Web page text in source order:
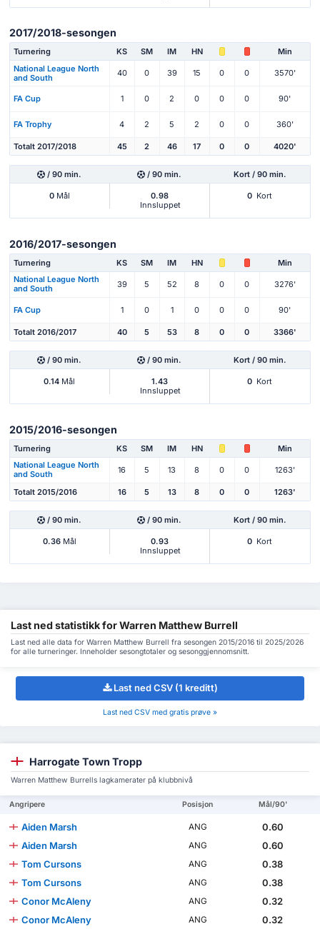
2017/2018-sesongen
Turnering KS SM IM HN
Min
National League North
and South
40 0 39 15 0 0 3570'
FA Cup 1 0 2 0 0 0 90'
FA Trophy 4 2 5 2 0 0 360'
Totalt 2017/2018 45 2 46 17 0 0 4020'
/ 90 min. / 90 min. Kort / 90 min.
0Mål
0.98
Innsluppet
0 Kort
2016/2017-sesongen
Turnering KS SM IM HN
Min
National League North
and South
39 5 52 8 0 0 3276'
FA Cup 1 0 1 0 0 0 90'
Totalt 2016/2017 40 5 53 8 0 0 3366'
/ 90 min. / 90 min. Kort / 90 min.
0.14 Mål
1.43
Innsluppet
0 Kort
2015/2016-sesongen
Turnering KS SM IM HN
Min
National League North
and South
16 5 13 8 0 0 1263'
Totalt 2015/2016 16 5 13 8 0 0 1263'
/ 90 min. / 90 min. Kort / 90 min.
0.36Mål
0.93
Innsluppet
0 Kort
Last ned statistikk for Warren Matthew Burrell
Last ned alle data for Warren Matthew Burrell fra sesongen 2015/2016 til 2025/2026
for alle turneringer. Inneholder sesongtotaler og sesonggjennomsnitt.
Last ned CSV (1 kreditt)
Last ned CSV med gratis prøve »
Harrogate Town Tropp
Warren Matthew Burrells lagkamerater på klubbnivå
Angripere Posisjon Mål/90'
Aiden Marsh ANG
0.60
Aiden Marsh
ANG
0.60
Tom Cursons
ANG
0.38
Tom Cursons
ANG
0.38
Conor McAleny
ANG
0.32
Conor McAleny
ANG 0.32